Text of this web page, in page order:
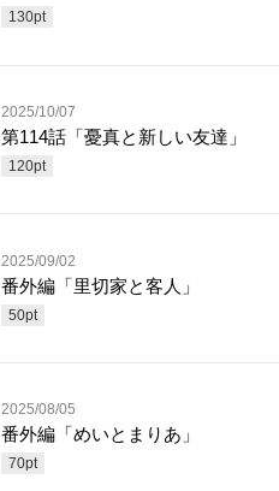
130pt
2025/10/07
第114話「憂真と新しい友達」
120pt
2025/09/02
番外編「里切家と客人」
50pt
2025/08/05
番外編「めいとまりあ」
70pt